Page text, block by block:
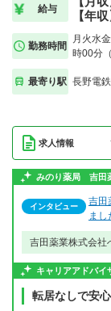
給与
【年
勤務時間
月火水
時00分
最寄り駅 長野電
求人情報
みのり薬局 吉田
インタビュー
吉田
まし
吉田薬業株式会社
キャリアアドバイ
転居なしで安